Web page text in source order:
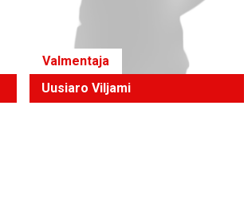
Valmentaja
Uusiaro Viljami